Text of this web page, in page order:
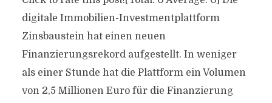
digitale Immobilien-Investmentplattform
Zinsbaustein hat einen neuen
Finanzierungsrekord aufgestellt. In weniger
als einer Stunde hat die Plattform ein Volumen
von 2,5 Millionen Euro für die Finanzierung